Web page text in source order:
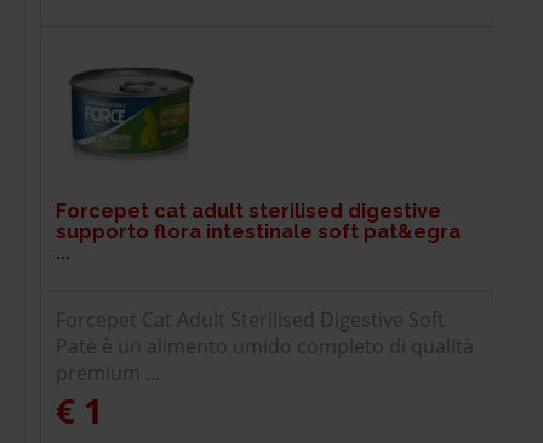
Forcepet cat adult sterilised digestive
supporto flora intestinale soft pat&egra
...
Forcepet Cat Adult Sterilised Digestive Soft
Patè è un alimento umido completo di qualità
premium ...
€ 1